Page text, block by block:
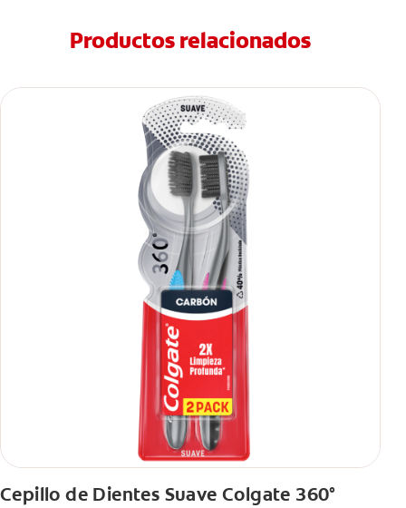
Productos relacionados
Cepillo de Dientes Suave Colgate 360°